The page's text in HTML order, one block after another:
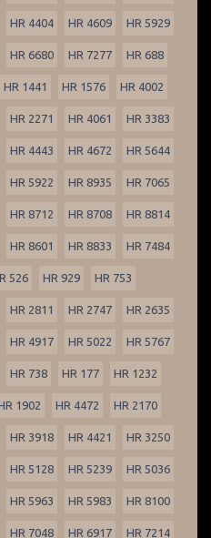
HR 4404 HR 4609 HR 5929
HR 6680 HR 7277 HR 688
HR 1441 HR 1576 HR 4002
HR 2271 HR 4061 HR 3383
HR 4443 HR 4672 HR 5644
HR 5922 HR 8935 HR 7065
HR 8712 HR 8708 HR 8814
HR 8601 HR 8833 HR 7484
526 HR 929 HR 753
HR 2811 HR 2747 HR 2635
HR 4917 HR 5022 HR 5767
HR 738 HR 177 HR 1232
1902 HR 4472 HR 2170
HR 3918 HR 4421 HR 3250
HR 5128 HR 5239 HR 5036
HR 5963 HR 5983 HR 8100
HR 7048 HR 6917 HR 7214